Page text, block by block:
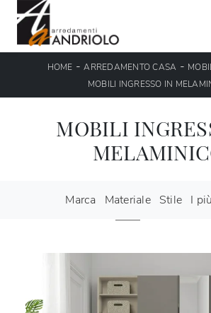
HOME -ARREDAMENTO CASA -
MOBILI INGRESSO IN
MOBILI
Marca Materiale Stile I